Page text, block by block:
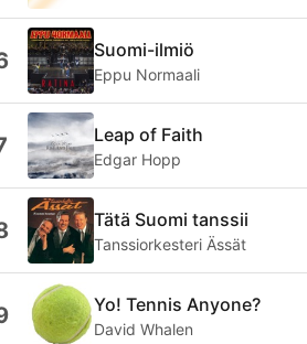
Suomi-ilmiö
Eppu Normaali
Leap of Faith
Edgar Hopp
Tätä Suomi tanssii
Tanssiorkesteri Ässät
Yo! Tennis Anyone?
David Whalen